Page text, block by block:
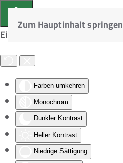
Eingabehilfen öffnen
Farben umkehren
Monochrom
Dunkler Kontrast
Heller Kontrast
Niedrige Sättigung
Zum Hauptinhalt springen